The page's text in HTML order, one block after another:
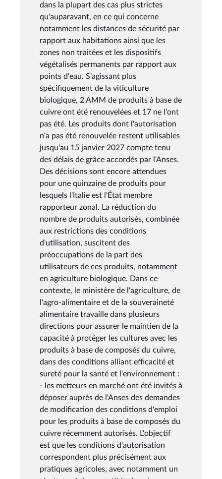
dans la plupart des cas plus strictes
qu'auparavant, en ce qui concerne
notamment les distances de sécurité par
rapport aux habitations ainsi que les
zones non traitées et les dispositifs
végétalisés permanents par rapport aux
points d'eau. S'agissant plus
spécifiquement de la viticulture
biologique, 2 AMM de produits à base de
cuivre ont été renouvelées et 17 ne l'ont
pas été. Les produits dont l'autorisation
n'a pas été renouvelée restent utilisables
jusqu'au 15 janvier 2027 compte tenu
des délais de grâce accordés par l'Anses.
Des décisions sont encore attendues
pour une quinzaine de produits pour
lesquels l'Italie est l'État membre
rapporteur zonal. La réduction du
nombre de produits autorisés, combinée
aux restrictions des conditions
d'utilisation, suscitent des
préoccupations de la part des
utilisateurs de ces produits, notamment
en agriculture biologique. Dans ce
contexte, le ministère de l'agriculture, de
l'agro-alimentaire et de la souveraineté
alimentaire travaille dans plusieurs
directions pour assurer le maintien de la
capacité à protéger les cultures avec les
produits à base de composés du cuivre,
dans des conditions alliant efficacité et
sureté pour la santé et l'environnement :
- les metteurs en marché ont été invités à
déposer auprès de l'Anses des demandes
de modification des conditions d'emploi
pour les produits à base de composés du
cuivre récemment autorisés. L'objectif
est que les conditions d'autorisation
correspondent plus précisément aux
pratiques agricoles, avec notamment un